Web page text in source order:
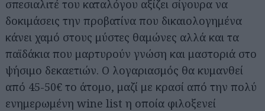
σπεσιαλιτέ του καταλόγου αξίζει σίγουρα να
δοκιμάσεις την προβατίνα που δικαιολογημένα
κάνει χαμό στους μύστες θαμώνες αλλά και τα
παϊδάκια που μαρτυρούν γνώση και μαστοριά στο
ψήσιμο δεκαετιών. Ο λογαριασμός θα κυμανθεί
από 45-50€ το άτομο, μαζί με κρασί από την πολύ
ενημερωμένη wine list η οποία φιλοξενεί